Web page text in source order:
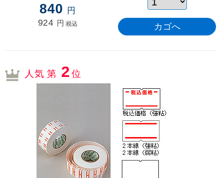
840 円
924 円 税込
人気 第 2位